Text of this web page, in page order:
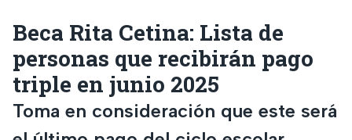
Beca Rita Cetina: Lista de
personas que recibirán pago
triple en junio 2025
Toma en consideración que este será